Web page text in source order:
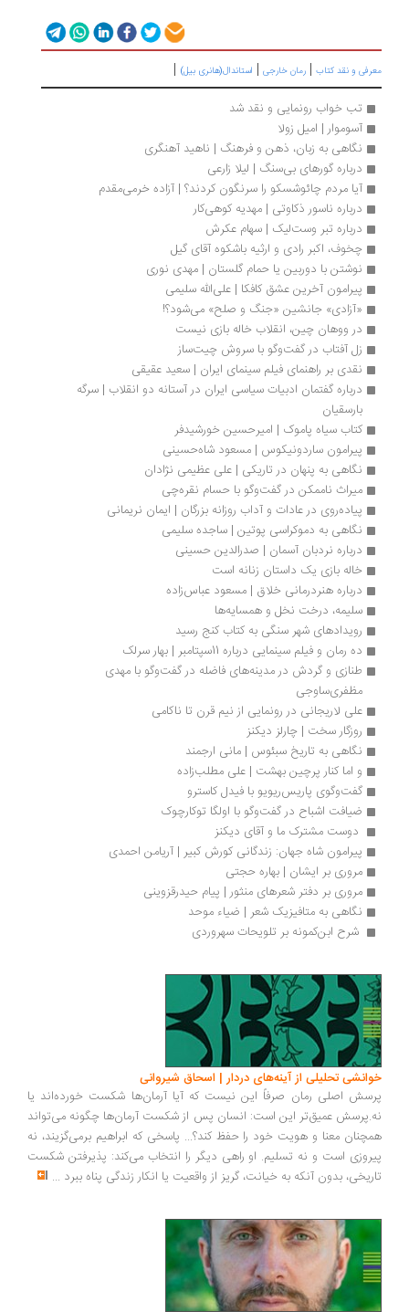
و نقد کتاب|رمان خارجی|استاندال(هانری بیل)|
تب خواب رونمایی و نقد شد
آسوموار | امیل زولا
نگاهی به زبان، ذهن و فرهنگ | ناهید آهنگری
درباره گورهای بی‌سنگ | لیلا زارعی
آیا مردم چائوشسکو را سرنگون کردند؟ | آزاده خرمی‌مقدم
درباره ناسور ذکاوتی | مهدیه کوهی‌کار
درباره تبر وست‌لیک | سهام عکرش
چخوف، اکبر رادی و ارثیه باشکوه آقای گیل
نوشتن با دوربین یا حمام گلستان | مهدی نوری
پیرامون آخرین عشق کافکا | علی‌الله سلیمی
«آزادی» جانشین «جنگ و صلح» می‌شود؟!
در ووهان چین، انقلاب خاله بازی نیست
زل آفتاب در گفت‌وگو با سروش چیت‌ساز
نقدی بر راهنمای فیلم سینمای ایران | سعید عقیقی
درباره گفتمان ادبیات سیاسی ایران در آستانه دو انقلاب | سرگه
بارسقیان
کتاب سیاه پاموک | امیرحسین خورشیدفر
پیرامون ساردونیکوس | مسعود شاه‏‌حسینی
نگاهی به پنهان در تاریکی | علی عظیمی نژادان
میراث ناممکن در گفت‌وگو با حسام نقره‌چی
پیاده‌روی در عادات و آداب روزانه بزرگان | ایمان نریمانی
نگاهی به دموکراسی پوتین | ساجده سلیمی
درباره نردبان آسمان | صدرالدین حسینی
خاله بازی یک داستان زنانه است
درباره هنردرمانی خلاق | مسعود عباس‌زاده
سلیمه، درخت نخل و همسایه‌ها
رویدادهای شهر سنگی به کتاب کنج رسید
ده رمان و فیلم سینمایی درباره 11سپتامبر | بهار سرلک
طنازی و گردش در مدینه‌های فاضله در گفت‌وگو با مهدی
مظفری‌ساوجی
علی لاریجانی در رونمایی از نیم قرن تا ناکامی
روزگار سخت | چارلز دیکنز
نگاهی به تاریخ سبئوس | مانی ارجمند
و اما کنار پرچین بهشت | علی مطلب‌زاده
گفت‌وگوی پاریس‌ریویو با فیدل کاسترو
ضیافت اشباح در گفت‌وگو با اولگا توکارچوک
دوست مشترک ما و آقای دیکنز
پیرامون شاه جهان: زندگانی کورش کبیر | آریامن احمدی
مروری بر ایشان | بهاره حجتی
مروری بر دفتر شعرهای منثور | پیام حیدرقزوینی
نگاهی به متافیزیک شعر | ضیاء موحد
شرح ابن‌کمونه بر تلویحات سهروردی
تحلیلی از آینه‌های دردار | اسحاق شیروانی
اصلی رمان صرفاً این نیست که آیا آرمان‌ها شکست خورده‌اند یا
عمیق‌تر این است: انسان پس از شکست آرمان‌ها چگونه می‌تواند
معنا و هویت خود را حفظ کند؟... پاسخی که ابراهیم برمی‌گزیند، نه
است و نه تسلیم. او راهی دیگر را انتخاب می‌کند: پذیرفتن شکست
بدون آنکه به خیانت، گریز از واقعیت یا انکار زندگی پناه ببرد...